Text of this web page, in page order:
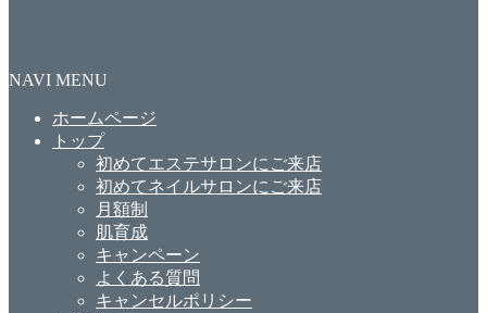
NAVI MENU
ホームページ
トップ
初めてエステサロンにご来店
初めてネイルサロンにご来店
月額制
肌育成
キャンペーン
よくある質問
キャンセルポリシー